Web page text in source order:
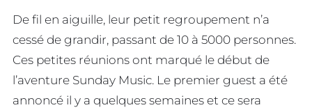
De fil en aiguille, leur petit regroupement n’a
cessé de grandir, passant de 10 à 5000 personnes.
Ces petites réunions ont marqué le début de
l’aventure Sunday Music. Le premier guest a été
annoncé il y a quelques semaines et ce sera